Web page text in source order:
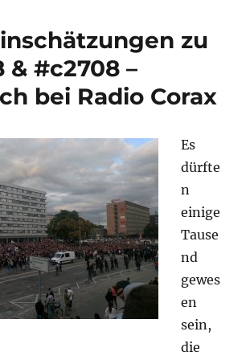
zu
& #c2708 –
bei Radio Corax
Es
dürfte
n
einige
Tause
nd
gewes
en
sein,
die